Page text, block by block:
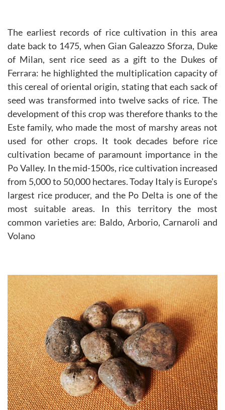
The earliest records of rice cultivation in this area
date back to 1475, when Gian Galeazzo Sforza, Duke
of Milan, sent rice seed as a gift to the Dukes of
Ferrara: he highlighted the multiplication capacity of
this cereal of oriental origin, stating that each sack of
seed was transformed into twelve sacks of rice. The
development of this crop was therefore thanks to the
Este family, who made the most of marshy areas not
used for other crops. It took decades before rice
cultivation became of paramount importance in the
Po Valley. In the mid-1500s, rice cultivation increased
from 5,000 to 50,000 hectares. Today Italy is Europe's
largest rice producer, and the Po Delta is one of the
most suitable areas. In this territory the most
common varieties are: Baldo, Arborio, Carnaroli and
Volano